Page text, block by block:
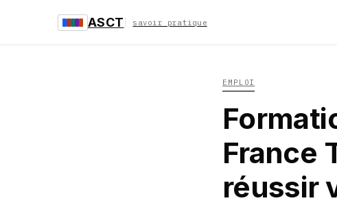
ASCT savoir pratique
EMPLOI
France
réussir